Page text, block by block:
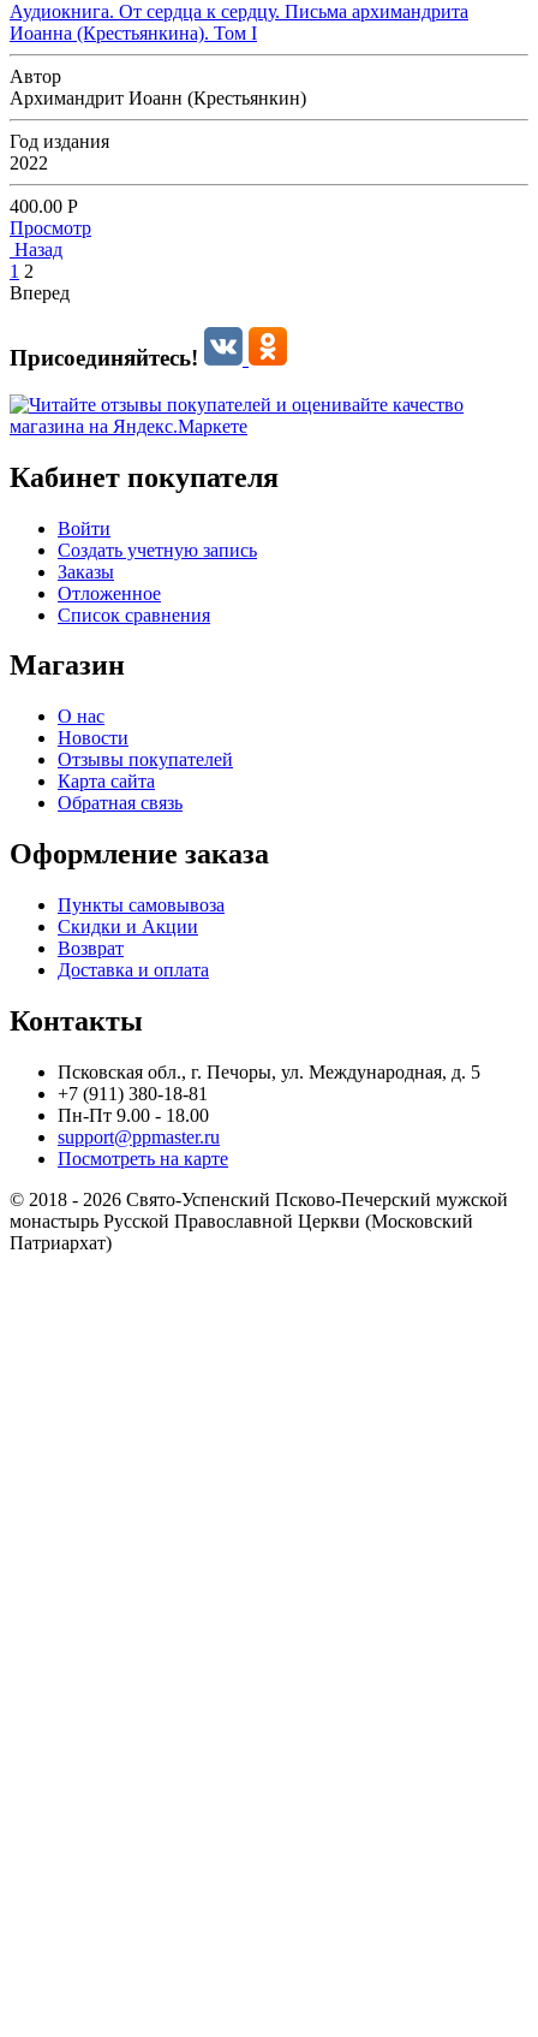
Аудиокнига. От сердца к сердцу. Письма архимандрита
Иоанна (Крестьянкина). Том I
Автор
Архимандрит Иоанн (Крестьянкин)
Год издания
2022
400.00 Р
Просмотр
Назад
1 2
Вперед
Присоединяйтесь!
Кабинет покупателя
Войти
Создать учетную запись
Заказы
Отложенное
Список сравнения
Магазин
О нас
Новости
Отзывы покупателей
Карта сайта
Обратная связь
Оформление заказа
Пункты самовывоза
Скидки и Акции
Возврат
Доставка и оплата
Контакты
Псковская обл., г. Печоры, ул. Международная, д. 5
+7 (911) 380-18-81
Пн-Пт 9.00 - 18.00
support@ppmaster.ru
Посмотреть на карте
© 2018 - 2026 Свято-Успенский Псково-Печерский мужской
монастырь Русской Православной Церкви (Московский
Патриархат)